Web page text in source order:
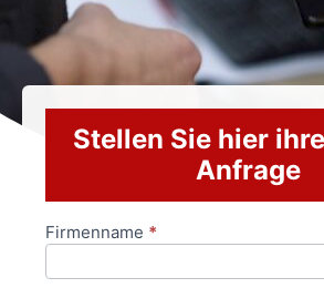
Stellen Sie hier
Anfrage
Anfrageformular
Firmenname *